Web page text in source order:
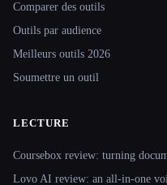
Comparer des outils
Outils par audience
Meilleurs outils 2026
Soumettre un outil
LECTURE
Coursebox review: turning
Lovo AI review: an all-in-one